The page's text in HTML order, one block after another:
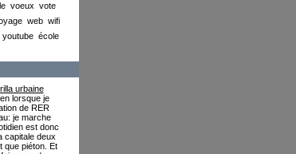
voeux vote
web wifi
youtube école
urbaine
lorsque je
de RER
je marche
est donc
capitale deux
que piéton. Et